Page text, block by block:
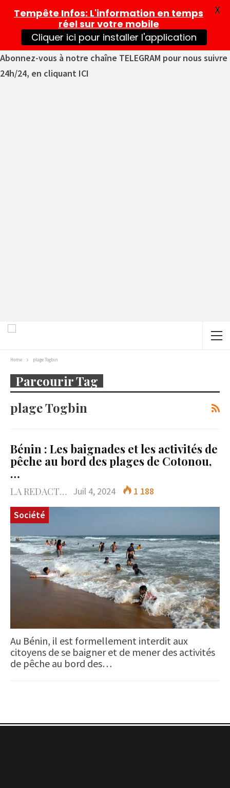
Abonnez-vous à notre chaîne TELEGRAM pour nous suivre
24h/24, en cliquant ICI
Home plage Togbin
Parcourir Tag
plage Togbin
Bénin : Les baignades et les activités de
pêche au bord des plages de Cotonou,
…
LA REDACTION Juil 4, 2024
1 188
Société
Au Bénin, il est formellement interdit aux
citoyens de se baigner et de mener des activités
de pêche au bord des…
Tempête Infos: L'information en temps
réel sur votre mobile
Cliquer ici pour installer l'application
X